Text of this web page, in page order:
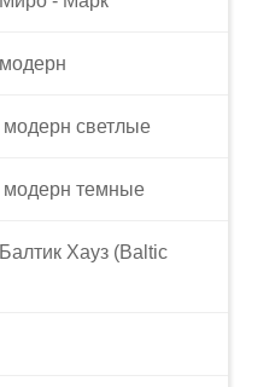
светлые
темные
Хауз (Baltic